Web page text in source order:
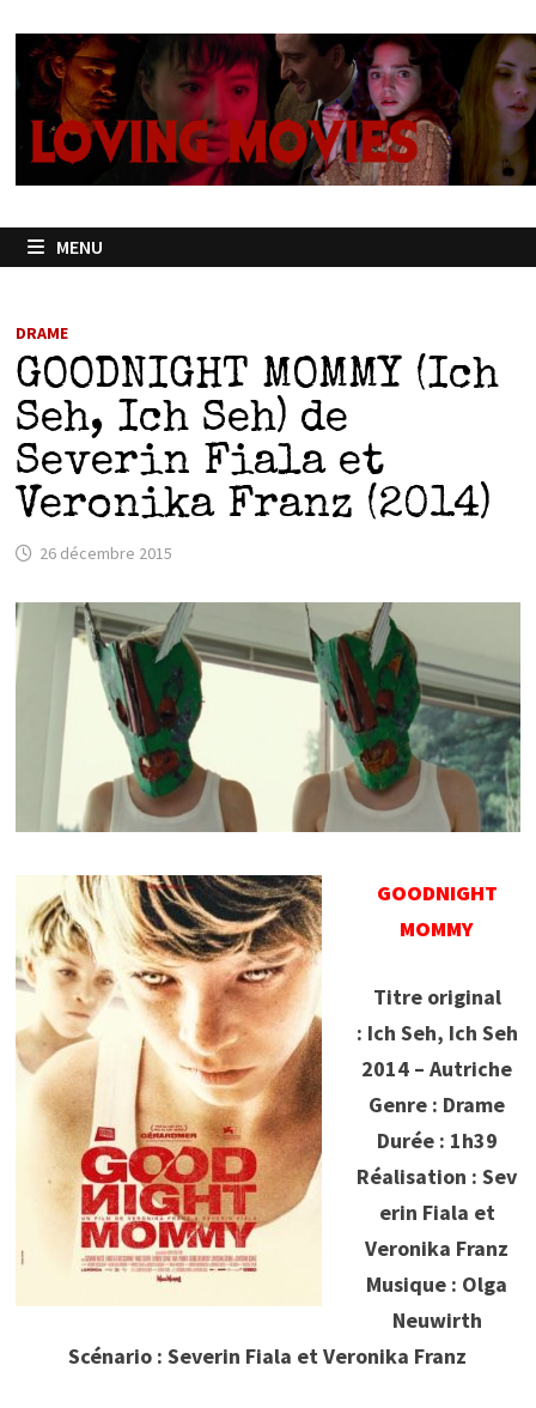
contenu
MENU
DRAME
GOODNIGHT MOMMY (Ich
Seh, Ich Seh) de
Severin Fiala et
Veronika Franz (2014)
26 décembre 2015
GOODNIGHT
MOMMY
Titre original
: Ich Seh, Ich Seh
2014 – Autriche
Genre : Drame
Durée : 1h39
Réalisation : Sev
erin Fiala et
Veronika Franz
Musique : Olga
Neuwirth
Scénario : Severin Fiala et Veronika Franz